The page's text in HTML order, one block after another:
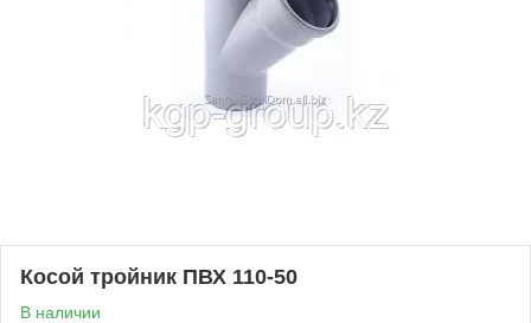
Косой тройник ПВХ 110-50
В наличии